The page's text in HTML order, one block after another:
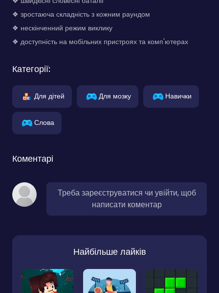
❖ зростаюча складність з кожним раундом
❖ нескінченний режим виклику
❖ доступність на мобільних пристроях та комп'ютерах
Категорії:
Для дітей Для мозку Навички
Слова
Коментарі
Треба зареєструватися чи увійти, щоб
написати коментар
Найбільше лайків